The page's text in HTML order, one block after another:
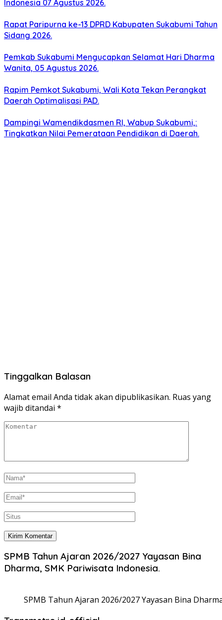
Indonesia 07 Agustus 2026.
Rapat Paripurna ke-13 DPRD Kabupaten Sukabumi Tahun
Sidang 2026.
Pemkab Sukabumi Mengucapkan Selamat Hari Dharma
Wanita, 05 Agustus 2026.
Rapim Pemkot Sukabumi, Wali Kota Tekan Perangkat
Daerah Optimalisasi PAD.
Dampingi Wamendikdasmen RI, Wabup Sukabumi,:
Tingkatkan Nilai Pemerataan Pendidikan di Daerah.
Tinggalkan Balasan
Alamat email Anda tidak akan dipublikasikan. Ruas yang
wajib ditandai *
SPMB Tahun Ajaran 2026/2027 Yayasan Bina
Dharma, SMK Pariwisata Indonesia.
SPMB Tahun Ajaran 2026/2027 Yayasan Bina